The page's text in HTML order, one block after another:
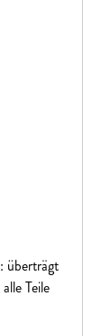
überträgt
Teile